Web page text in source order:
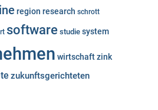
region research schrott
software studie system
wirtschaftzink
zukunftsgerichteten